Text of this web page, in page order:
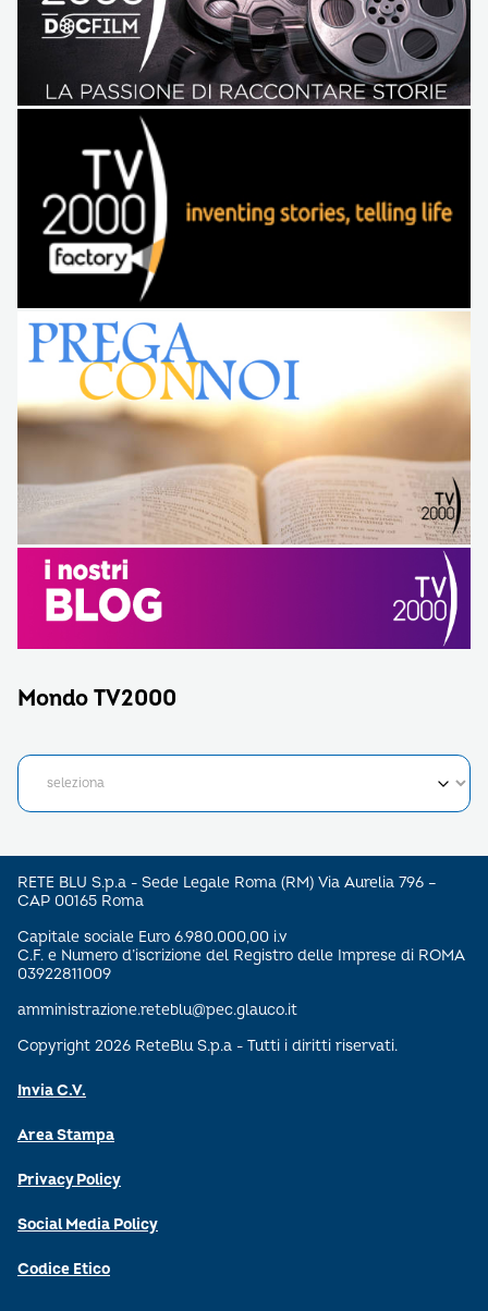
Mondo TV2000
RETE BLU S.p.a - Sede Legale Roma (RM) Via Aurelia 796 –
CAP 00165 Roma
Capitale sociale Euro 6.980.000,00 i.v
C.F. e Numero d’iscrizione del Registro delle Imprese di ROMA
03922811009
amministrazione.reteblu@pec.glauco.it
Copyright 2026 ReteBlu S.p.a - Tutti i diritti riservati.
Invia C.V.
Area Stampa
Privacy Policy
Social Media Policy
Codice Etico